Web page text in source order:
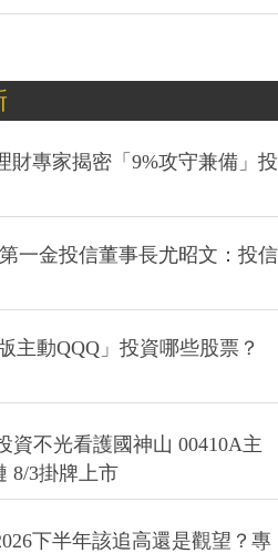
財專家揭密「9%攻守兼備」投
一金投信董事長尤昭文：投信
主動QQQ」投資哪些股票？
資不光看護國神山 00410A主
8/3掛牌上市
下半年該追高還是觀望？專